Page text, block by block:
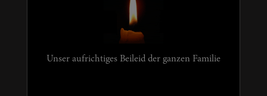
Unser aufrichtiges Beileid der ganzen Familie